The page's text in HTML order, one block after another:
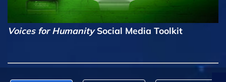
Voices for HumanitySocial Media Toolkit